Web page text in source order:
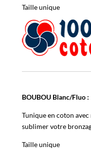
Taille unique
BOUBOU Blanc/Fluo :
Tunique en coton
sublimer votre
Taille unique